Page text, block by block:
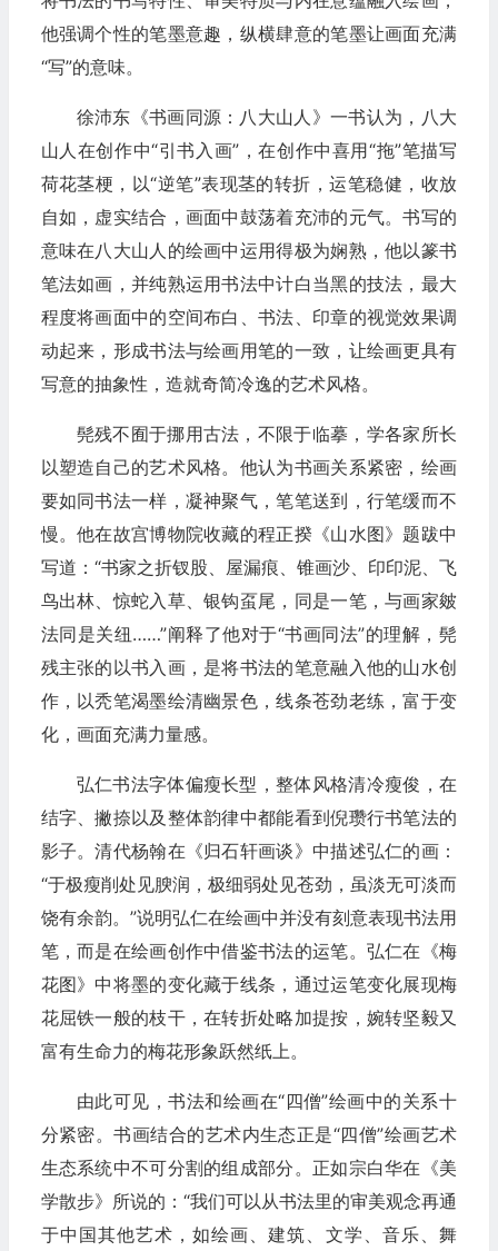
他强调个性的笔墨意趣，纵横肆意的笔墨让画面充满
“写”的意味。
徐沛东《书画同源：八大山人》一书认为，八大
山人在创作中“引书入画”，在创作中喜用“拖”笔描写
荷花茎梗，以“逆笔”表现茎的转折，运笔稳健，收放
自如，虚实结合，画面中鼓荡着充沛的元气。书写的
意味在八大山人的绘画中运用得极为娴熟，他以篆书
笔法如画，并纯熟运用书法中计白当黑的技法，最大
程度将画面中的空间布白、书法、印章的视觉效果调
动起来，形成书法与绘画用笔的一致，让绘画更具有
写意的抽象性，造就奇简冷逸的艺术风格。
髡残不囿于挪用古法，不限于临摹，学各家所长
以塑造自己的艺术风格。他认为书画关系紧密，绘画
要如同书法一样，凝神聚气，笔笔送到，行笔缓而不
慢。他在故宫博物院收藏的程正揆《山水图》题跋中
写道：“书家之折钗股、屋漏痕、锥画沙、印印泥、飞
鸟出林、惊蛇入草、银钩虿尾，同是一笔，与画家皴
法同是关纽……”阐释了他对于“书画同法”的理解，髡
残主张的以书入画，是将书法的笔意融入他的山水创
作，以秃笔渴墨绘清幽景色，线条苍劲老练，富于变
化，画面充满力量感。
弘仁书法字体偏瘦长型，整体风格清冷瘦俊，在
结字、撇捺以及整体韵律中都能看到倪瓒行书笔法的
影子。清代杨翰在《归石轩画谈》中描述弘仁的画：
“于极瘦削处见腴润，极细弱处见苍劲，虽淡无可淡而
饶有余韵。”说明弘仁在绘画中并没有刻意表现书法用
笔，而是在绘画创作中借鉴书法的运笔。弘仁在《梅
花图》中将墨的变化藏于线条，通过运笔变化展现梅
花屈铁一般的枝干，在转折处略加提按，婉转坚毅又
富有生命力的梅花形象跃然纸上。
由此可见，书法和绘画在“四僧”绘画中的关系十
分紧密。书画结合的艺术内生态正是“四僧”绘画艺术
生态系统中不可分割的组成部分。正如宗白华在《美
学散步》所说的：“我们可以从书法里的审美观念再通
于中国其他艺术，如绘画、建筑、文学、音乐、舞